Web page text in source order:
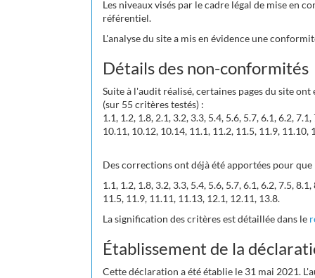
Les niveaux visés par le cadre légal de mise en
référentiel.
L'analyse du site a mis en évidence une
Détails des non-conformités
Suite à l'audit réalisé, certaines pages du site
(sur 55 critères testés) :
1.1, 1.2, 1.8, 2.1, 3.2, 3.3, 5.4, 5.6, 5.7, 6.1, 6.2,
10.11, 10.12, 10.14, 11.1, 11.2, 11.5, 11.9, 11.10,
Des corrections ont déjà été apportées pour
1.1, 1.2, 1.8, 3.2, 3.3, 5.4, 5.6, 5.7, 6.1, 6.2, 7.5,
11.5, 11.9, 11.11, 11.13, 12.1, 12.11, 13.8.
La signification des critères est détaillée dans le
Établissement de la
Cette déclaration a été établie le 31 mai 2021.